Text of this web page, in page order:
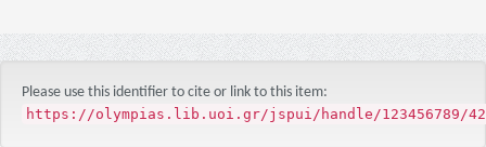
Please use this identifier to cite or link to this item:
https://olympias.lib.uoi.gr/jspui/handle/123456789/